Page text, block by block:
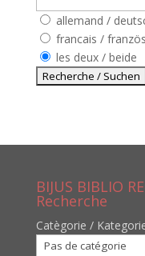
allemand /
francais /
les deux / beide
BIJUS BIBLIO
Recherche
Catègorie /